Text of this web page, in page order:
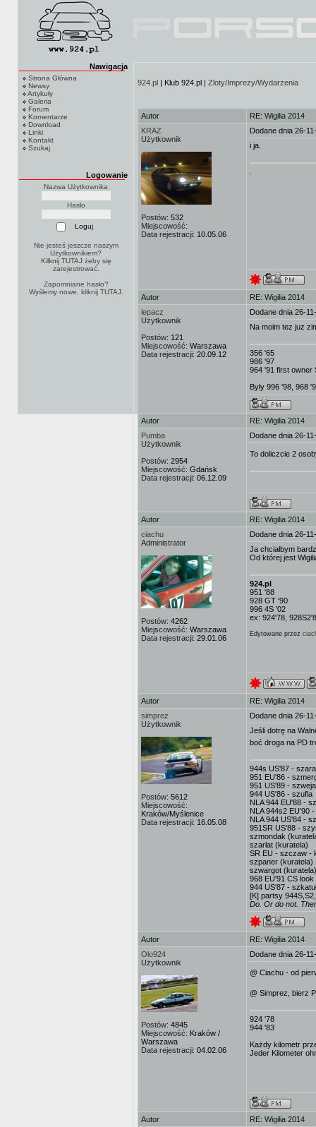
Nawigacja
Strona Główna
Newsy
Artykuły
Galeria
Forum
Komentarze
Download
Linki
Kontakt
Szukaj
Logowanie
Nazwa Użytkownika
Hasło
Nie jesteś jeszcze naszym
Użytkownikiem?
Kilknij TUTAJżeby się
zarejestrować.
Zapomniane hasło?
Wyślemy nowe, kliknij TUTAJ.
924.pl | Klub 924.pl | Zloty/Imprezy/Wydarzenia
Autor
RE: Wigilia 2014
KRAZ
Użytkownik
Postów: 532
Miejscowość:
Data rejestracji: 10.05.06
Dodane dnia 26-
i ja.
Autor
RE: Wigilia 2014
lepacz
Użytkownik
Postów: 121
Miejscowość: Warszawa
Data rejestracji: 20.09.12
Dodane dnia 26-
Na moim tez juz
356 '65
986 '97
964 '91 first owner
Były 996 '98, 968
Autor
RE: Wigilia 2014
Pumba
Użytkownik
Postów: 2954
Miejscowość: Gdańsk
Data rejestracji: 06.12.09
Dodane dnia 26-
To doliczcie 2
Autor
RE: Wigilia 2014
ciachu
Administrator
Postów: 4262
Miejscowość: Warszawa
Data rejestracji: 29.01.06
Dodane dnia 26-
Ja chciałbym
Od której jest
924.pl
951 '88
928 GT '90
996 4S '02
ex: 924'78,
Edytowane przez
Autor
RE: Wigilia 2014
simprez
Użytkownik
Postów: 5612
Miejscowość:
Kraków/Myślenice
Data rejestracji: 16.05.08
Dodane dnia 26-
Jeśli dotrę na
boć droga na PD
944s US'87 -
951 EU'86 -
951 US'89 - szweja
944 US'86 - szufla
NLA 944 EU'88 -
NLA 944s2 EU'90
NLA 944 US'84 -
951SR US'88 -
szmondak
szarłat (kuratela)
SR EU - szczaw -
szpaner (kuratela)
szwargot (kuratela)
968 EU'91 CS
944 US'87 -
[K] partsy
Do. Or do not.
Autor
RE: Wigilia 2014
Olo924
Użytkownik
Postów: 4845
Miejscowość: Kraków /
Warszawa
Data rejestracji: 04.02.06
Dodane dnia 26-
@ Ciachu - od
@ Simprez, bierz
924 '78
944 '83
Każdy kilometr
Jeder Kilometer
Autor
RE: Wigilia 2014